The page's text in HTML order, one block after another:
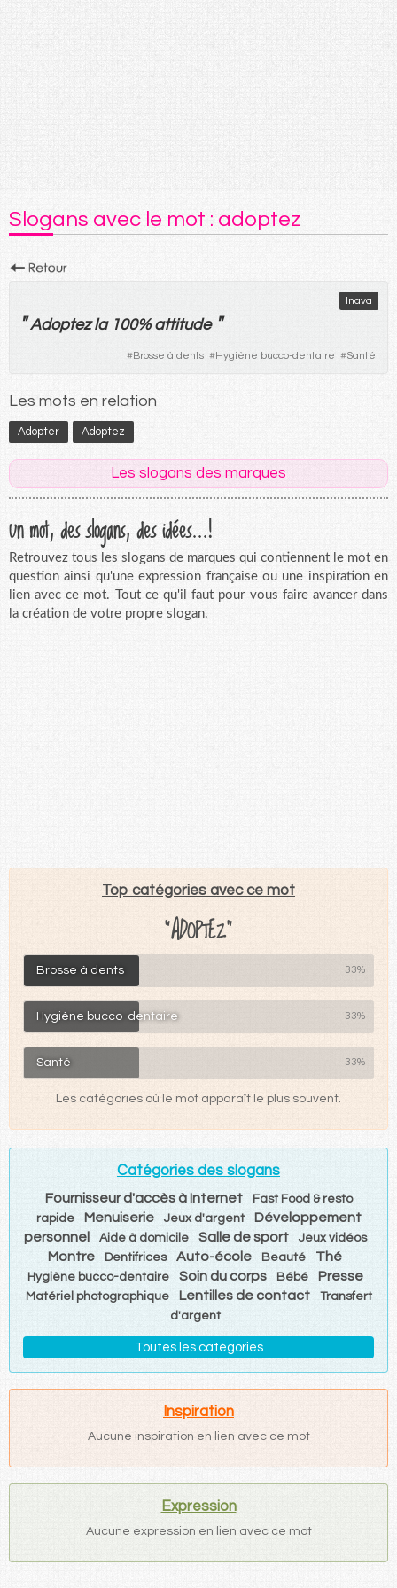
Slogans avec le mot : adoptez
Inava
" Adoptez la100%attitude "
#Brosse à dents #Hygiène bucco-dentaire #Santé
Les mots en relation
Adopter Adoptez
Les slogans des marques
Un mot, des slogans, des idées...!
Retrouvez tous les slogans de marques qui contiennent le mot en
question ainsi qu'une expression française ou une inspiration en
lien avec ce mot. Tout ce qu'il faut pour vous faire avancer dans
la création de votre propre slogan.
Top catégories avec ce mot
"ADOPTEZ"
Brosse à dents 33%
Hygiène bucco-dentaire 33%
Santé 33%
Les catégories où le mot apparaît le plus souvent.
Catégories des slogans
Fournisseur d'accès à Internet
Fast Food & resto
rapide
Menuiserie Jeux d'argent
Développement
personnel
Aide à domicile Salle de sport Jeux vidéos
Montre Dentifrices Auto-école Beauté Thé
Hygiène bucco-dentaire Soin du corps Bébé Presse
Matériel photographique Lentilles de contact
Transfert
d'argent
Toutes les catégories
Inspiration
Aucune inspiration en lien avec ce mot
Expression
Aucune expression en lien avec ce mot